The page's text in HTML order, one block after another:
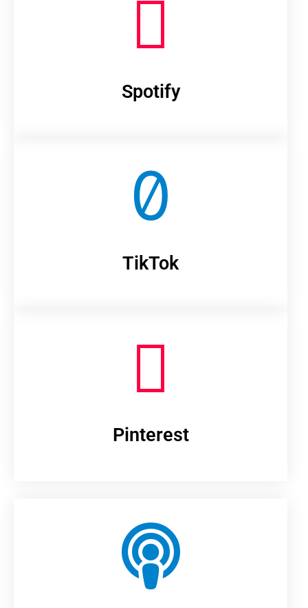
Spotify
TikTok
Pinterest